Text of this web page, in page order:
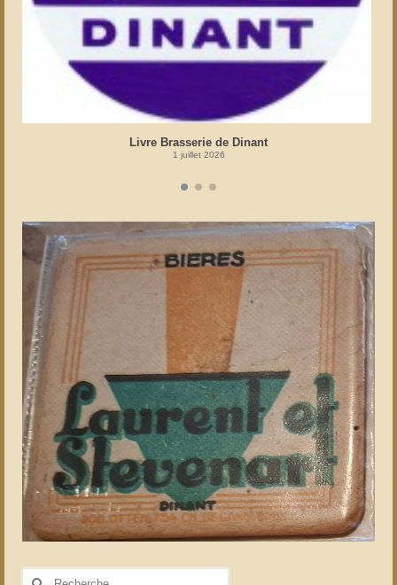
Livre Brasserie de Dinant
1 juillet 2026
Rechercher